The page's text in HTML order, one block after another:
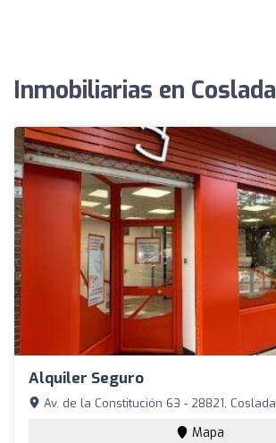
Inmobiliarias en Coslada
Alquiler Seguro
Av. de la Constitución 63 - 28821, Coslada
Mapa